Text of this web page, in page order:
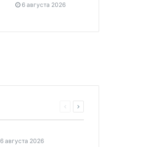
6 августа 2026
6 августа 2026